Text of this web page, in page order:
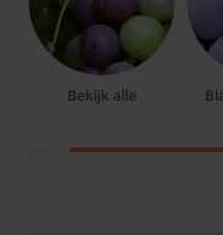
Bekijk alle